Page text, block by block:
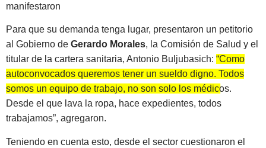
manifestaron
Para que su demanda tenga lugar, presentaron un petitorio
al Gobierno de Gerardo Morales, la Comisión de Salud y el
titular de la cartera sanitaria, Antonio Buljubasich: “Como
autoconvocados queremos tener un sueldo digno. Todos
somos un equipo de trabajo, no son solo los médicos.
Desde el que lava la ropa, hace expedientes, todos
trabajamos”, agregaron.
Teniendo en cuenta esto, desde el sector cuestionaron el